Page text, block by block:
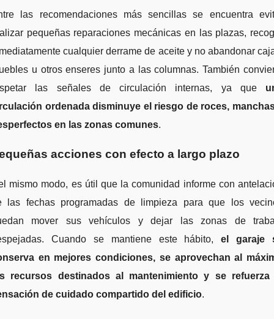
las recomendaciones más sencillas se encuentra
pequeñas reparaciones mecánicas en las plazas,
cualquier derrame de aceite y no abandonar
u otros enseres junto a las columnas. También
las señales de circulación internas, ya que
ordenada disminuye el riesgo de roces,
en las zonas comunes.
acciones con efecto a largo plazo
mismo modo, es útil que la comunidad informe con
las fechas programadas de limpieza para que los
mover sus vehículos y dejar las zonas de
Cuando se mantiene este hábito,el garaje
en mejores condiciones, se aprovechan al
recursos destinados al mantenimiento y se refuerza
de cuidado compartido del edificio.